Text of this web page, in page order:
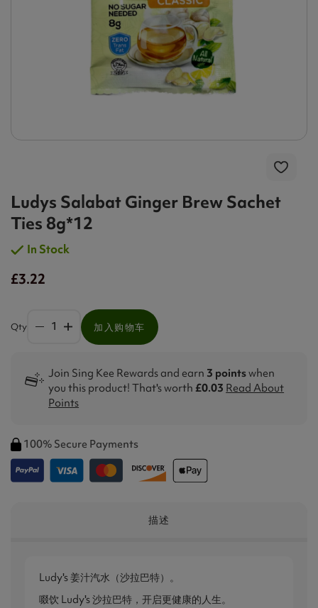
Ludys Salabat Ginger Brew Sachet
Ties 8g*12
In Stock
£3.22
Qty 加入购物车
Join Sing Kee Rewards and earn 3 pointswhen
you this product! That's worth £0.03 Read About
Points
100% Secure Payments
描述
Ludy's 姜汁汽水（沙拉巴特）。
啜饮 Ludy's 沙拉巴特，开启更健康的人生。